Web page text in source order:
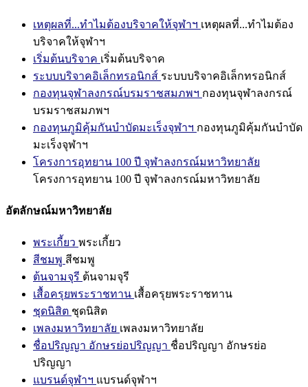
เหตุผลที่...ทำไมต้องบริจาคให้จุฬาฯ เหตุผลที่...ทำไมต้อง
บริจาคให้จุฬาฯ
เริ่มต้นบริจาค เริ่มต้นบริจาค
ระบบบริจาคอิเล็กทรอนิกส์ ระบบบริจาคอิเล็กทรอนิกส์
กองทุนจุฬาลงกรณ์บรมราชสมภพฯ กองทุนจุฬาลงกรณ์
บรมราชสมภพฯ
กองทุนภูมิคุ้มกันบำบัดมะเร็งจุฬาฯ กองทุนภูมิคุ้มกันบำบัด
มะเร็งจุฬาฯ
โครงการอุทยาน 100 ปี จุฬาลงกรณ์มหาวิทยาลัย
โครงการอุทยาน 100 ปี จุฬาลงกรณ์มหาวิทยาลัย
อัตลักษณ์มหาวิทยาลัย
พระเกี้ยว พระเกี้ยว
สีชมพู สีชมพู
ต้นจามจุรี ต้นจามจุรี
เสื้อครุยพระราชทาน เสื้อครุยพระราชทาน
ชุดนิสิต ชุดนิสิต
เพลงมหาวิทยาลัย เพลงมหาวิทยาลัย
ชื่อปริญญา อักษรย่อปริญญา ชื่อปริญญา อักษรย่อ
ปริญญา
แบรนด์จุฬาฯ แบรนด์จุฬาฯ